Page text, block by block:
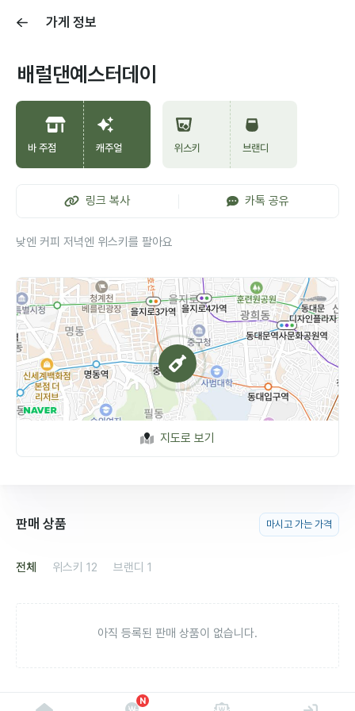
가게 정보
배럴댄예스터데이
바 주점 캐주얼 위스키 브랜디
링크 복사 카톡 공유
낮엔 커피 저녁엔 위스키를 팔아요
지도로 보기
판매 상품 마시고 가는 가격
전체 위스키 12 브랜디 1
아직 등록된 판매 상품이 없습니다.
N